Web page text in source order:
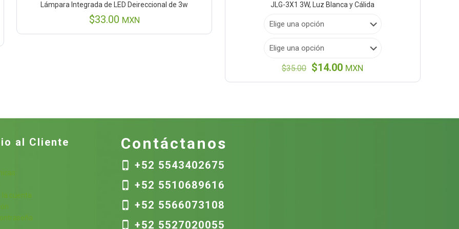
Lámpara Integrada de LED Deireccional de 3w
$33.00 MXN
JLG-3X1 3W, Luz Blanca y Cálida
$35.00 El
$14.00ElMXN
al Cliente
la cuenta
Contáctanos
+52 5543402675
+52 5510689616
+52 5566073108
+52 5527020055